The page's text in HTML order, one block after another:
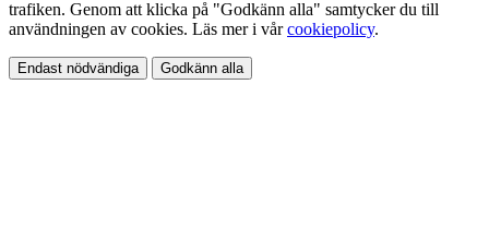
trafiken. Genom att klicka på "Godkänn alla" samtycker du till
användningen av cookies. Läs mer i vårcookiepolicy.
Endast nödvändiga Godkänn alla